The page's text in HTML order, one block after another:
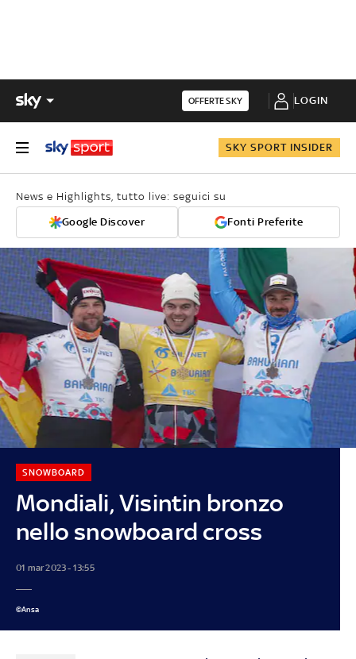
OFFERTE SKY LOGIN
SKY SPORT INSIDER
News e Highlights, tutto live: seguici su
Google Discover Fonti Preferite
Mondiali, Visintin bronzo
nello snowboard cross
SNOWBOARD
01 mar 2023 - 13:55
©Ansa